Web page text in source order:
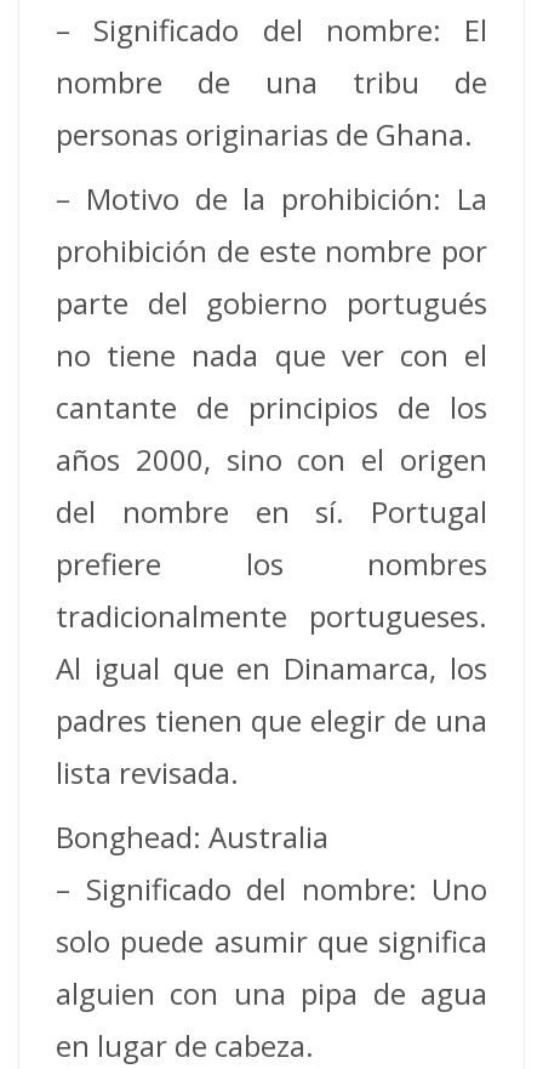
– Significado del nombre: El
nombre de una tribu de
personas originarias de Ghana.
– Motivo de la prohibición: La
prohibición de este nombre por
parte del gobierno portugués
no tiene nada que ver con el
cantante de principios de los
años 2000, sino con el origen
del nombre en sí. Portugal
prefiere los nombres
tradicionalmente portugueses.
Al igual que en Dinamarca, los
padres tienen que elegir de una
lista revisada.
Bonghead: Australia
– Significado del nombre: Uno
solo puede asumir que significa
alguien con una pipa de agua
en lugar de cabeza.